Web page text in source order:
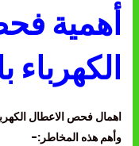
أهمية
الكهرباء
اهمال فحص الاعطال
وأهم هذه المخاطر:-